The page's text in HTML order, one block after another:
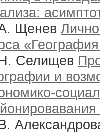
Щенев
Селищев
и